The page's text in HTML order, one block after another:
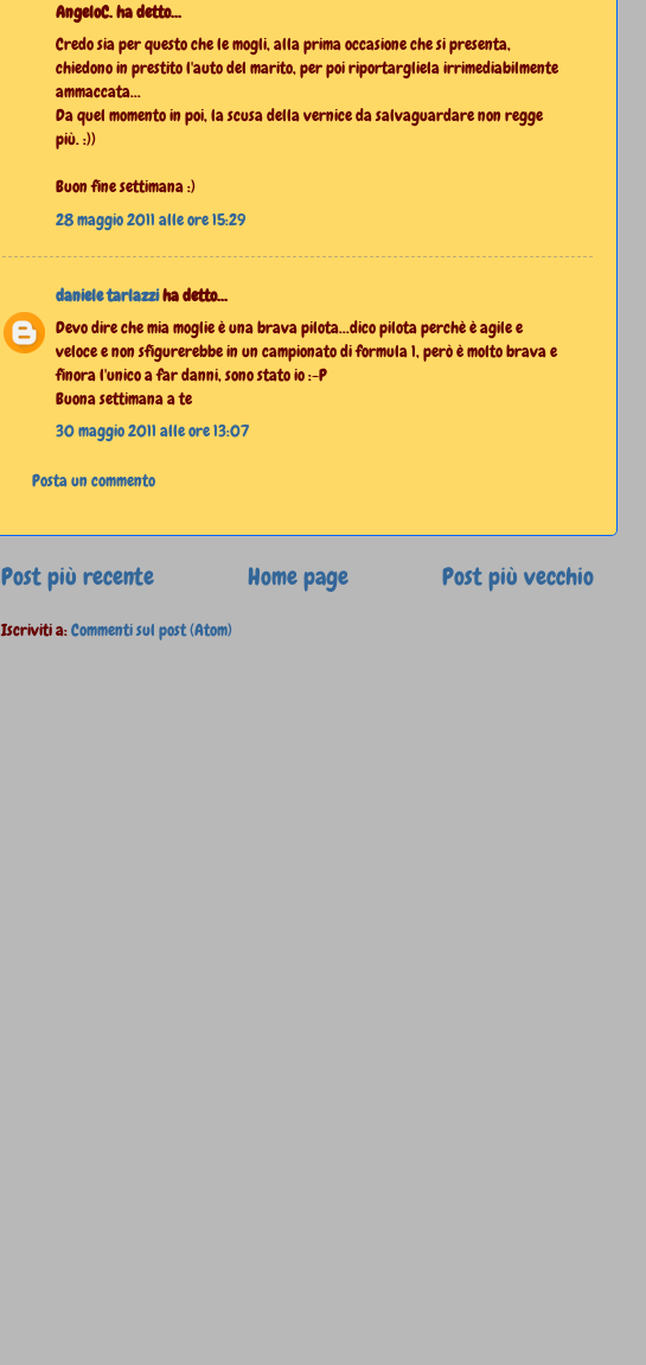
AngeloC. ha detto...
Credo sia per questo che le mogli, alla prima occasione che si presenta,
chiedono in prestito l'auto del marito, per poi riportargliela irrimediabilmente
ammaccata...
Da quel momento in poi, la scusa della vernice da salvaguardare non regge
più. :))
Buon fine settimana :)
28 maggio 2011 alle ore 15:29
daniele tarlazziha detto...
Devo dire che mia moglie è una brava pilota...dico pilota perchè è agile e
veloce e non sfigurerebbe in un campionato di formula 1, però è molto brava e
finora l'unico a far danni, sono stato io :-P
Buona settimana a te
30 maggio 2011 alle ore 13:07
Posta un commento
Post più recente Post più vecchio
Home page
Iscriviti a:Commenti sul post (Atom)